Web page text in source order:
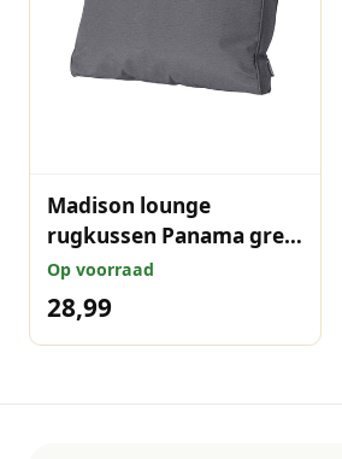
Madison lounge
rugkussen Panama grey
40x60 cm
Op voorraad
28,99